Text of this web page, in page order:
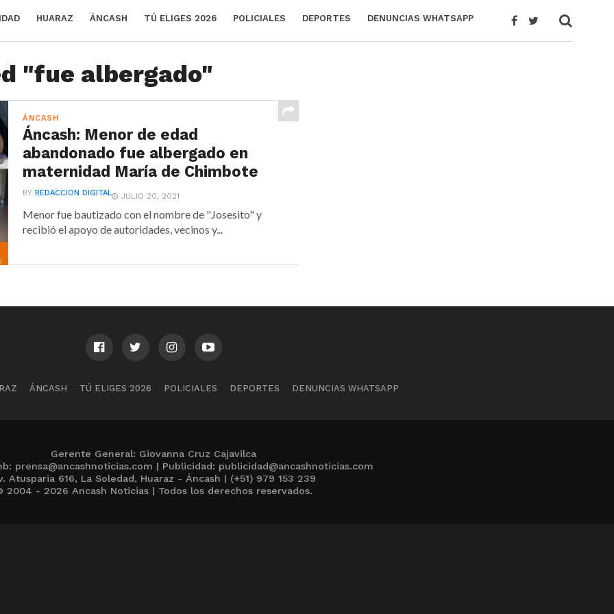
HUARAZ ÁNCASH TÚ ELIGES 2026 POLICIALES DEPORTES DENUNCIAS WHATSAPP
"fue albergado"
ÁNCASH
Áncash: Menor de edad
abandonado fue albergado en
maternidad María de Chimbote
BYREDACCION DIGITAL JULIO 20, 2021
Menor fue bautizado con el nombre de "Josesito" y
recibió el apoyo de autoridades, vecinos y...
ÁNCASH TÚ ELIGES 2026 POLICIALES DEPORTES DENUNCIAS WHATSAPP
Gerente General: Giovanna Cruz Cajavilca
prensa@ancashnoticias.com | Publicidad: publicidad@ancashnoticias.com
Atusparia 616, La Soledad, Huaraz - Áncash | (+51) 979 153 239
2004 - 2026 Ancash Noticias | Todos los derechos reservados.